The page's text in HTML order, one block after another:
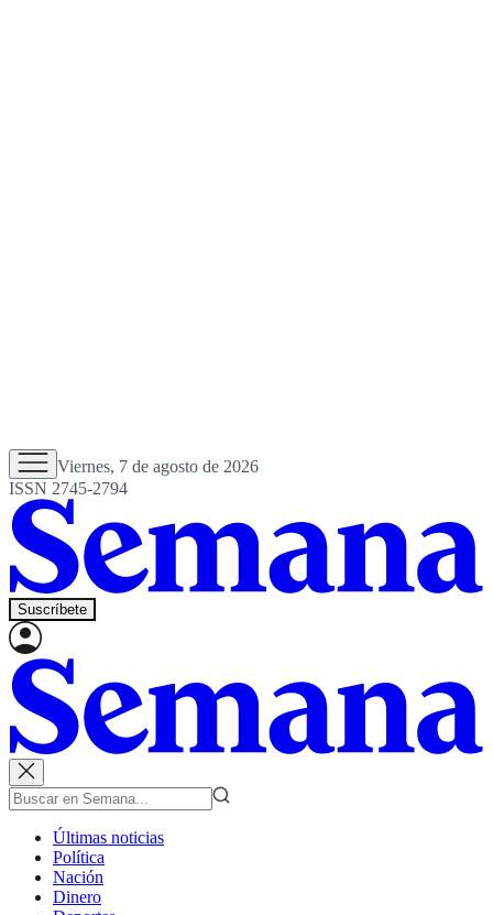
Viernes, 7 de agosto de 2026
ISSN 2745-2794
Suscríbete
Últimas noticias
Política
Nación
Dinero